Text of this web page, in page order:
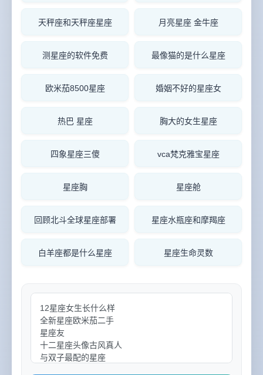
天秤座和天秤座星座 月亮星座 金牛座
测星座的软件免费 最像猫的是什么星座
欧米茄8500星座 婚姻不好的星座女
热巴 星座 胸大的女生星座
四象星座三傻 vca梵克雅宝星座
星座胸 星座舱
回顾北斗全球星座部署 星座水瓶座和摩羯座
白羊座都是什么星座 星座生命灵数